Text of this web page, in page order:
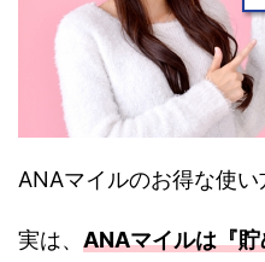
ANAマイルのお得な使
実は、 ANAマイルは『